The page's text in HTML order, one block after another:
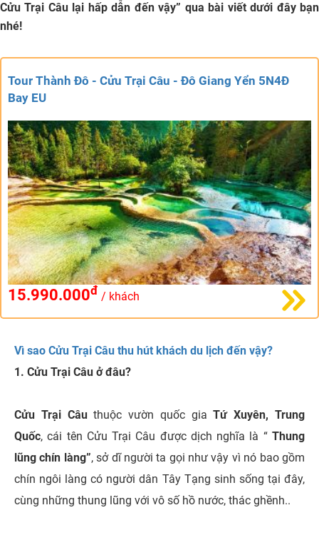
Cửu Trại Câu lại hấp dẫn đến vậy” qua bài viết dưới đây bạn
nhé!
Tour Thành Đô - Cửu Trại Câu - Đô Giang Yển 5N4Đ
Bay EU
15.990.000đ / khách
Vì sao Cửu Trại Câu thu hút khách du lịch đến vậy?
1. Cửu Trại Câu ở đâu?
Cửu Trại Câuthuộc vườn quốc giaTứ Xuyên, Trung
Quốc, cái tên Cửu Trại Câu được dịch nghĩa là “ Thung
lũng chín làng”, sở dĩ người ta gọi như vậy vì nó bao gồm
chín ngôi làng có người dân Tây Tạng sinh sống tại đây,
cùng những thung lũng với vô số hồ nước, thác ghềnh..